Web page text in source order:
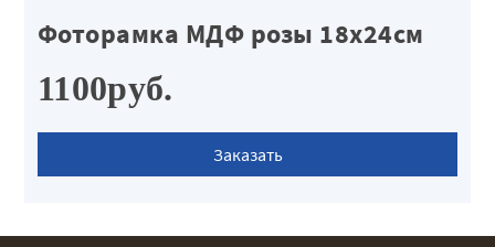
Фоторамка МДФ розы 18х24см
1100руб.
Заказать